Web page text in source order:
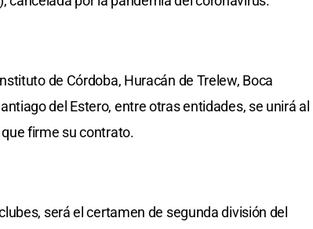
de Córdoba, Huracán de Trelew, Boca
del Estero, entre otras entidades, se unirá al
firme su contrato.
será el certamen de segunda división del